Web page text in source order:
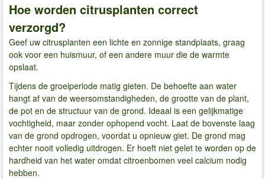
Hoe worden citrusplanten correct
verzorgd?
Geef uw citrusplanten een lichte en zonnige standplaats, graag
ook voor een huismuur, of een andere muur die de warmte
opslaat.
Tijdens de groeiperiode matig gieten. De behoefte aan water
hangt af van de weersomstandigheden, de grootte van de plant,
de pot en de structuur van de grond. Ideaal is een gelijkmatige
vochtigheid, maar zonder ophopend vocht. Laat de bovenste laag
van de grond opdrogen, voordat u opnieuw giet. De grond mag
echter nooit volledig uitdrogen. Er hoeft niet gelet te worden op de
hardheid van het water omdat citroenbomen veel calcium nodig
hebben.